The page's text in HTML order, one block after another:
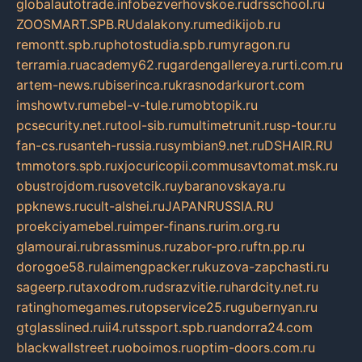
globalautotrade.infobezverhovskoe.rudrsschool.ru
ZOOSMART.SPB.RUdalakony.rumedikijob.ru
remontt.spb.ruphotostudia.spb.rumyragon.ru
terramia.ruacademy62.rugardengallereya.rurti.com.ru
artem-news.rubiserinca.rukrasnodarkurort.com
imshowtv.rumebel-v-tule.rumobtopik.ru
pcsecurity.net.rutool-sib.rumultimetrunit.rusp-tour.ru
fan-cs.rusanteh-russia.rusymbian9.net.ruDSHAIR.RU
tmmotors.spb.ruxjocuricopii.commusavtomat.msk.ru
obustrojdom.rusovetcik.ruybaranovskaya.ru
ppknews.rucult-alshei.ruJAPANRUSSIA.RU
proekciyamebel.ruimper-finans.rurim.org.ru
glamourai.rubrassminus.ruzabor-pro.ruftn.pp.ru
dorogoe58.rulaimengpacker.rukuzova-zapchasti.ru
sageerp.rutaxodrom.rudsrazvitie.ruhardcity.net.ru
ratinghomegames.rutopservice25.rugubernyan.ru
gtglasslined.ruii4.rutssport.spb.ruandorra24.com
blackwallstreet.ruoboimos.ruoptim-doors.com.ru